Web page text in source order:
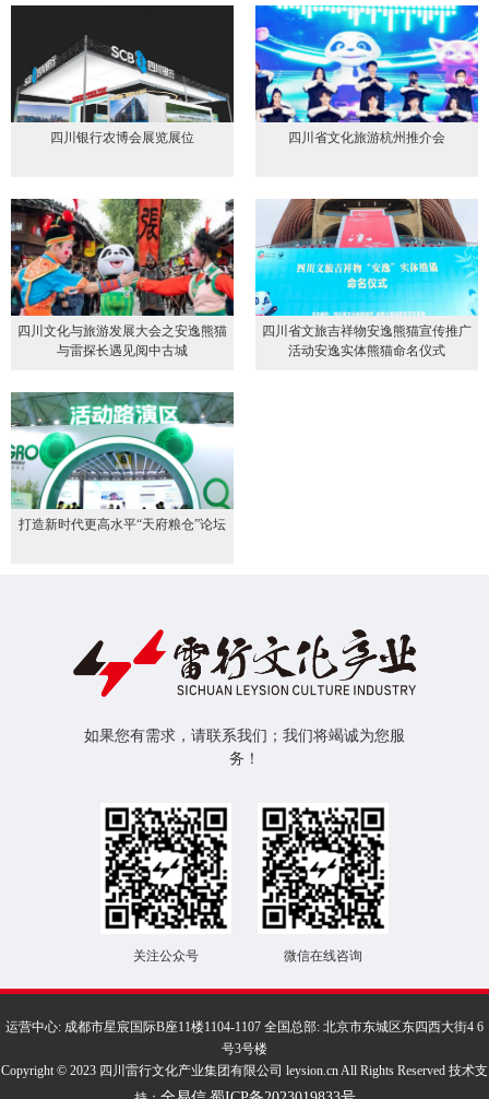
四川银行农博会展览展位 四川省文化旅游杭州推介会
四川文化与旅游发展大会之安逸熊猫
与雷探长遇见阅中古城
四川省文旅吉祥物安逸熊猫宣传推广
活动安逸实体熊猫命名仪式
打造新时代更高水平“天府粮仓”论坛
如果您有需求，请联系我们；我们将竭诚为您服
务！
关注公众号 微信在线咨询
运营中心: 成都市星宸国际B座11楼1104-1107 全国总部: 北京市东城区东四西大街4 6
号3号楼
Copyright © 2023 四川雷行文化产业集团有限公司 leysion.cn All Rights Reserved 技术支